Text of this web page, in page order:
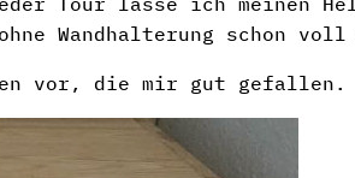
Wandhalterung schon voll
vor, die mir gut gefallen.